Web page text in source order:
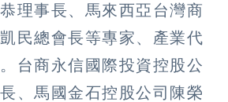
理事長、馬來西亞台灣商
民總會長等專家、產業代
台商永信國際投資控股公
、馬國金石控股公司陳榮